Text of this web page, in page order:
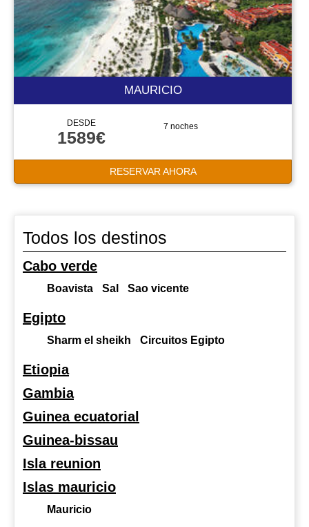
MAURICIO
DESDE
1589€
7 noches
RESERVAR AHORA
Todos los destinos
Cabo verde
Boavista Sal Sao vicente
Egipto
Sharm el sheikh Circuitos Egipto
Etiopia
Gambia
Guinea ecuatorial
Guinea-bissau
Isla reunion
Islas mauricio
Mauricio